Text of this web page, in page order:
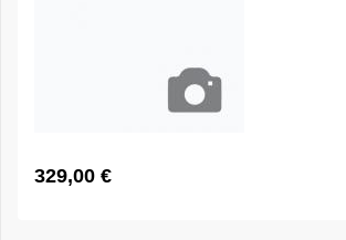
329,00 €